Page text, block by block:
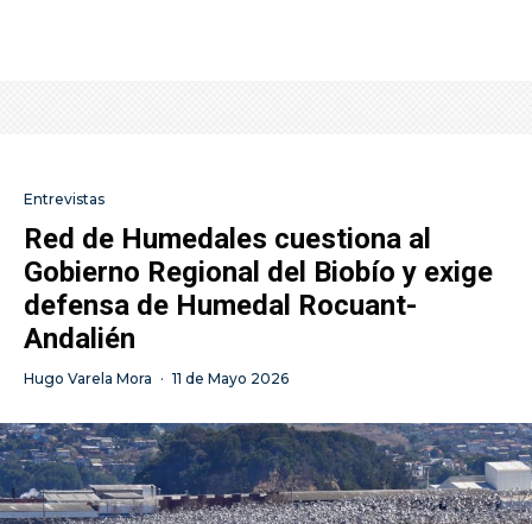
Entrevistas
Red de Humedales cuestiona al
Gobierno Regional del Biobío y exige
defensa de Humedal Rocuant-
Andalién
Hugo Varela Mora · 11 de Mayo 2026